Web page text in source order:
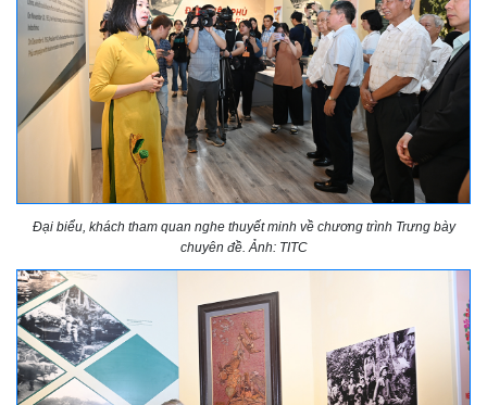
Đại biểu, khách tham quan nghe thuyết minh về chương trình Trưng bày
chuyên đề. Ảnh: TITC